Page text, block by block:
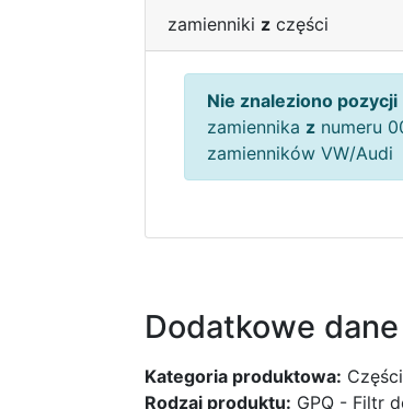
zamienniki z części
Nie znaleziono pozycji
zamiennika z numeru
zamienników VW/Audi
Dodatkowe dane
Kategoria produktowa:
Rodzaj produktu: GPQ - Filtr